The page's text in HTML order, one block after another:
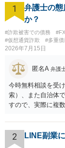
1
弁護士の態
か？
#詐欺被害での債務
#仮想通貨詐欺
#多重債
2026年7月15日
匿名A 弁護
今時無料相談を受
索）、また自治体
すので、実際に複
はそもそも事案を
いては弁護士とし
良いと思います。
2 LINE副業